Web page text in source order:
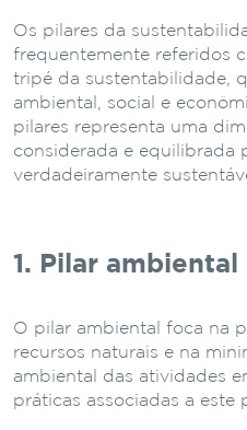
Os pilares da
frequentemente referidos
tripé da sustentabilidade,
ambiental, social e
pilares representa uma
considerada e equilibrada
verdadeiramente
1. Pilar ambiental
O pilar ambiental foca na
recursos naturais e na
ambiental das atividades
práticas associadas a este